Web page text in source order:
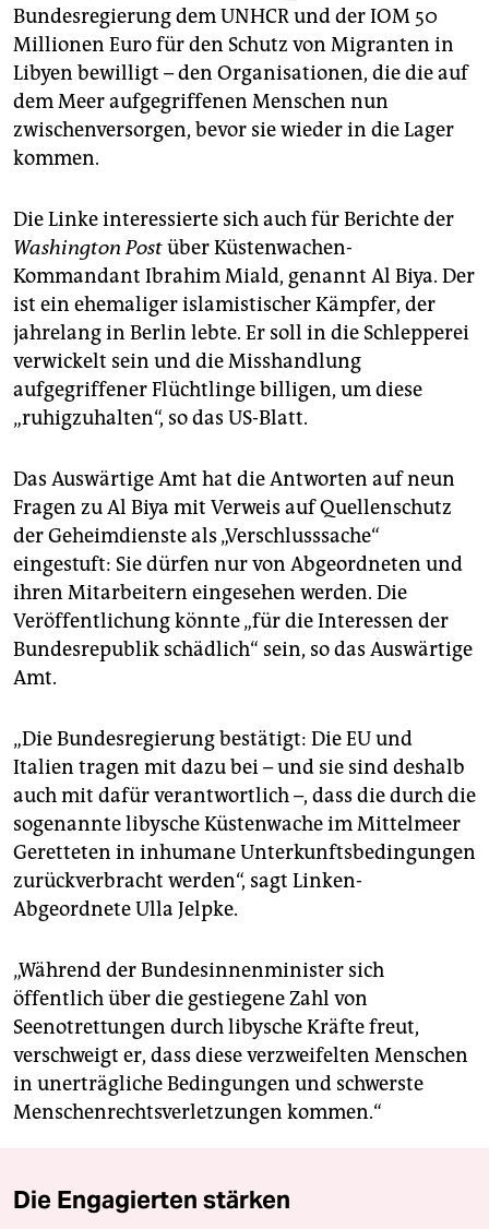
Bundesregierung dem UNHCR und der IOM 50
Millionen Euro für den Schutz von Migranten in
Libyen bewilligt – den Organisationen, die die auf
dem Meer aufgegriffenen Menschen nun
zwischenversorgen, bevor sie wieder in die Lager
kommen.
Die Linke interessierte sich auch für Berichte der
Washington Postüber Küstenwachen-
Kommandant Ibrahim Miald, genannt Al Biya. Der
ist ein ehemaliger islamistischer Kämpfer, der
jahrelang in Berlin lebte. Er soll in die Schlepperei
verwickelt sein und die Misshandlung
aufgegriffener Flüchtlinge billigen, um diese
„ruhigzuhalten“, so das US-Blatt.
Das Auswärtige Amt hat die Antworten auf neun
Fragen zu Al Biya mit Verweis auf Quellenschutz
der Geheimdienste als „Verschlusssache“
eingestuft: Sie dürfen nur von Abgeordneten und
ihren Mitarbeitern eingesehen werden. Die
Veröffentlichung könnte „für die Interessen der
Bundesrepublik schädlich“ sein, so das Auswärtige
Amt.
„Die Bundesregierung bestätigt: Die EU und
Italien tragen mit dazu bei – und sie sind deshalb
auch mit dafür verantwortlich –, dass die durch die
sogenannte libysche Küstenwache im Mittelmeer
Geretteten in inhumane Unterkunftsbedingungen
zurückverbracht werden“, sagt Linken-
Abgeordnete Ulla Jelpke.
„Während der Bundesinnenminister sich
öffentlich über die gestiegene Zahl von
Seenotrettungen durch libysche Kräfte freut,
verschweigt er, dass diese verzweifelten Menschen
in unerträgliche Bedingungen und schwerste
Menschenrechtsverletzungen kommen.“
Die Engagierten stärken